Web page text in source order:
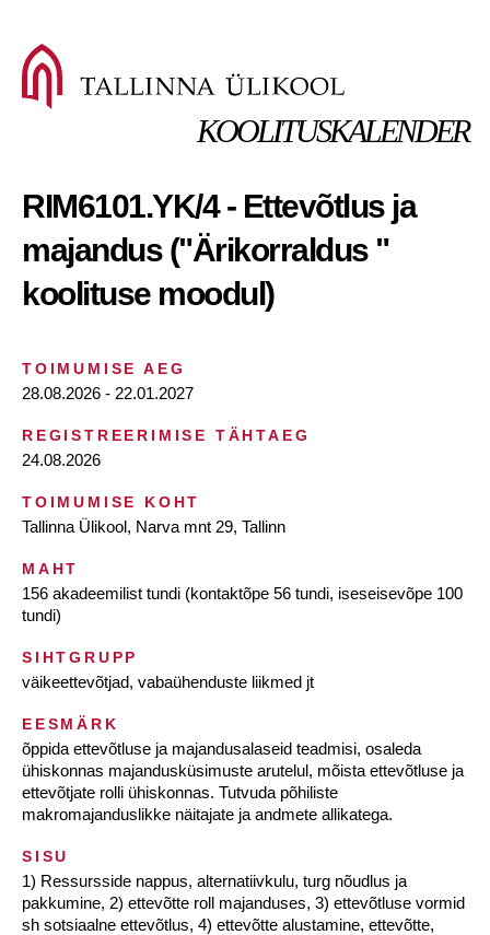
KOOLITUSKALENDER
RIM6101.YK/4 - Ettevõtlus ja
majandus ("Ärikorraldus "
koolituse moodul)
TOIMUMISE AEG
28.08.2026 - 22.01.2027
REGISTREERIMISE TÄHTAEG
24.08.2026
TOIMUMISE KOHT
Tallinna Ülikool, Narva mnt 29, Tallinn
MAHT
156 akadeemilist tundi (kontaktõpe 56 tundi, iseseisevõpe 100
tundi)
SIHTGRUPP
väikeettevõtjad, vabaühenduste liikmed jt
EESMÄRK
õppida ettevõtluse ja majandusalaseid teadmisi, osaleda
ühiskonnas majandusküsimuste arutelul, mõista ettevõtluse ja
ettevõtjate rolli ühiskonnas. Tutvuda põhiliste
makromajanduslikke näitajate ja andmete allikatega.
SISU
1) Ressursside nappus, alternatiivkulu, turg nõudlus ja
pakkumine, 2) ettevõtte roll majanduses, 3) ettevõtluse vormid
sh sotsiaalne ettevõtlus, 4) ettevõtte alustamine, ettevõtte,